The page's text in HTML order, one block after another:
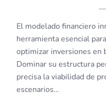
El modelado financiero
herramienta esencial
optimizar inversiones en
Dominar su estructura
precisa la viabilidad de
escenarios…